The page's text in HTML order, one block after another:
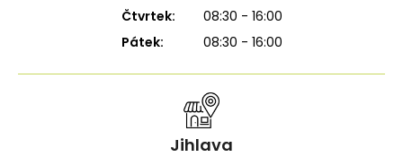
Čtvrtek:
08:30 - 16:00
Pátek:
08:30 - 16:00
Jihlava